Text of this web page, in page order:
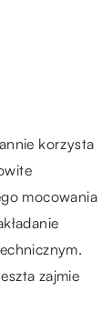
korzysta
mocowania
zajmie